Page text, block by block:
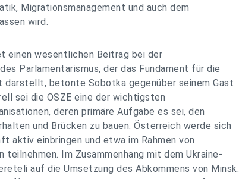
Migrationsmanagement und auch dem
wird.
einen wesentlichen Beitrag bei der
Parlamentarismus, der das Fundament für die
betonte Sobotka gegenüber seinem Gast
sei die OSZE eine der wichtigsten
deren primäre Aufgabe es sei, den
und Brücken zu bauen. Österreich werde sich
aktiv einbringen und etwa im Rahmen von
teilnehmen. Im Zusammenhang mit dem Ukraine-
auf die Umsetzung des Abkommens von Minsk.